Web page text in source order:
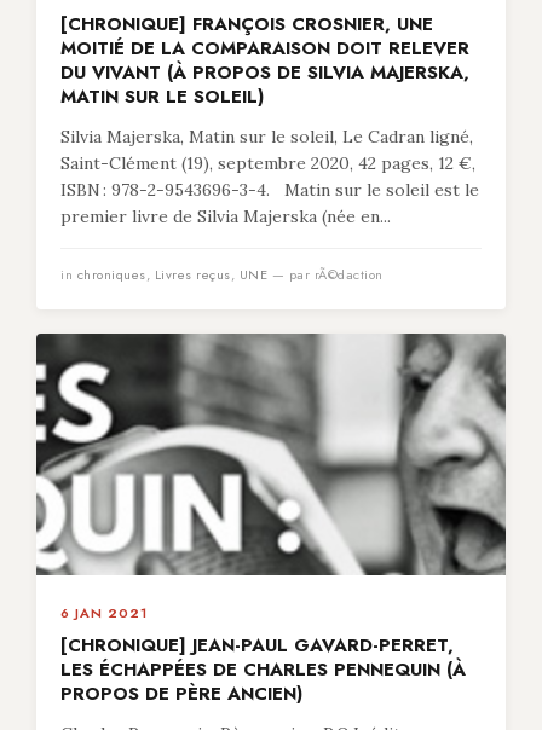
[CHRONIQUE] FRANÇOIS CROSNIER, UNE
MOITIÉ DE LA COMPARAISON DOIT RELEVER
DU VIVANT (À PROPOS DE SILVIA MAJERSKA,
MATIN SUR LE SOLEIL)
Silvia Majerska, Matin sur le soleil, Le Cadran ligné,
Saint-Clément (19), septembre 2020, 42 pages, 12 €,
ISBN : 978-2-9543696-3-4. Matin sur le soleil est le
premier livre de Silvia Majerska (née en...
in chroniques, Livres reçus, UNE — par rÃ©daction
6 JAN 2021
[CHRONIQUE] JEAN-PAUL GAVARD-PERRET,
LES ÉCHAPPÉES DE CHARLES PENNEQUIN (À
PROPOS DE PÈRE ANCIEN)